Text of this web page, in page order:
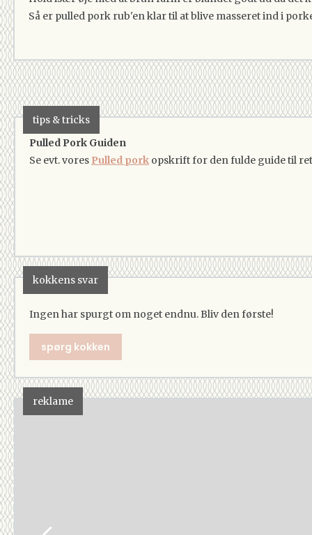
Så er pulled pork rub'en klar til at blive masseret ind i
tips & tricks
Pulled Pork Guiden
Se evt. vores Pulled pork opskrift for den fulde guide til
kokkens svar
Ingen har spurgt om noget endnu. Bliv den første!
spørg kokken
reklame